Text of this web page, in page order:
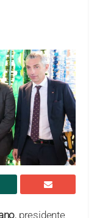
, presidente